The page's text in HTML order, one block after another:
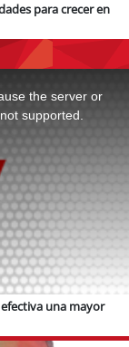
para crecer en
the server or
supported.
una mayor